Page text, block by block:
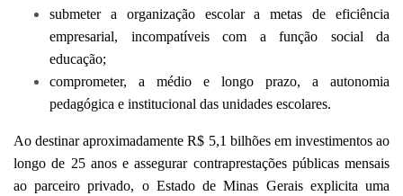
submeter a organização escolar a metas de eficiência
empresarial, incompatíveis com a função social da
educação;
comprometer, a médio e longo prazo, a autonomia
pedagógica e institucional das unidades escolares.
Ao destinar aproximadamente R$ 5,1 bilhões em investimentos ao
longo de 25 anos e assegurar contraprestações públicas mensais
ao parceiro privado, o Estado de Minas Gerais explicita uma